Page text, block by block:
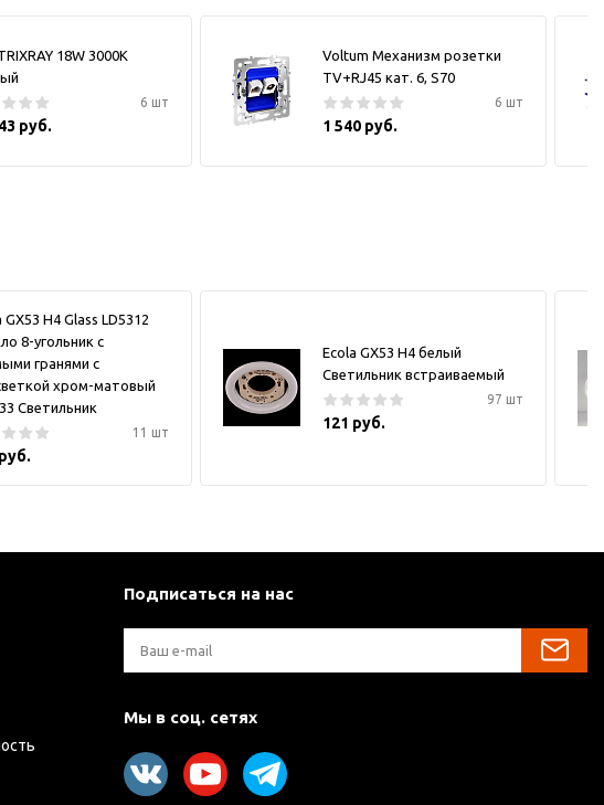
18W 3000К
6 шт
руб.
Voltum Механизм розетки
TV+RJ45 кат. 6, S70
6 шт
1 540 руб.
GX53 H4 Glass LD5312
8-угольник с
гранями с
хром-матовый
Светильник
11 шт
Ecola GX53 H4 белый
Светильник встраиваемый
97 шт
121 руб.
Подписаться на нас
Мы в соц. сетях